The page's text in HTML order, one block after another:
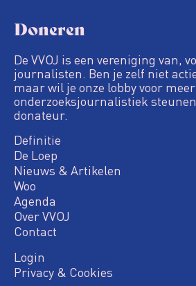
Doneren
De VVOJ is een vereniging van,
journalisten. Ben je zelf niet
maar wil je onze lobby voor
onderzoeksjournalistiek
donateur.
Definitie
De Loep
Nieuws & Artikelen
Woo
Agenda
Over VVOJ
Contact
Login
Privacy & Cookies